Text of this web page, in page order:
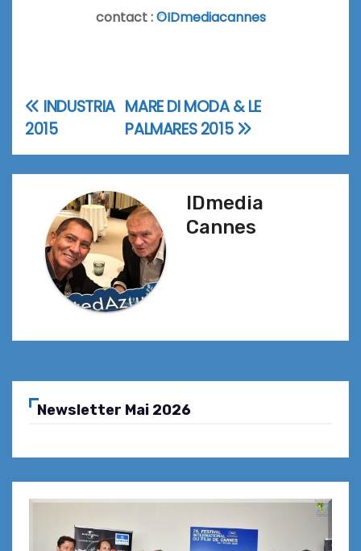
contact :©IDmediacannes
Navigation
de
l’article
MARE DI MODA & LE
PALMARES 2015
INDUSTRIA
2015
IDmedia
Cannes
Newsletter Mai 2026